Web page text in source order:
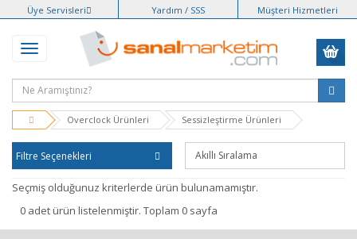
Üye Servisleri Yardım / SSS Müşteri Hizmetleri
Overclock Ürünleri Sessizleştirme Ürünleri
Filtre Seçenekleri
Seçmiş olduğunuz kriterlerde ürün bulunamamıştır.
0 adet ürün listelenmiştir. Toplam 0 sayfa